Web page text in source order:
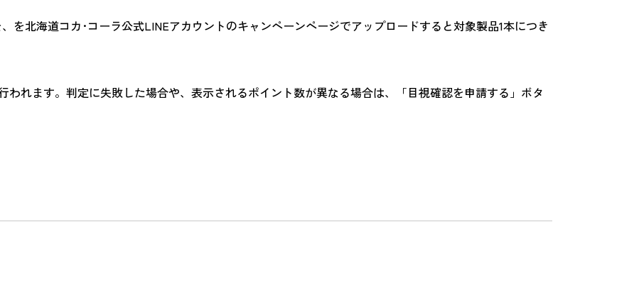
を北海道コカ･コーラ公式LINEアカウントのキャンペーンページでアップロードすると対象製品1本につき
れます。判定に失敗した場合や、表示されるポイント数が異なる場合は、「目視確認を申請する」ボタ